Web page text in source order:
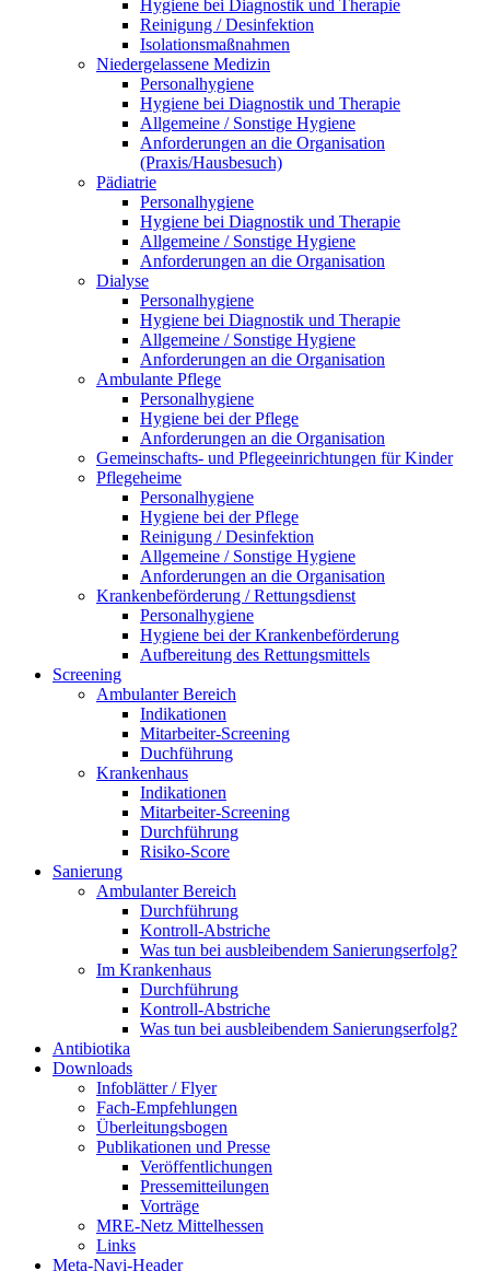
Hygiene bei Diagnostik und Therapie
Reinigung / Desinfektion
Isolationsmaßnahmen
Niedergelassene Medizin
Personalhygiene
Hygiene bei Diagnostik und Therapie
Allgemeine / Sonstige Hygiene
Anforderungen an die Organisation
(Praxis/Hausbesuch)
Pädiatrie
Personalhygiene
Hygiene bei Diagnostik und Therapie
Allgemeine / Sonstige Hygiene
Anforderungen an die Organisation
Dialyse
Personalhygiene
Hygiene bei Diagnostik und Therapie
Allgemeine / Sonstige Hygiene
Anforderungen an die Organisation
Ambulante Pflege
Personalhygiene
Hygiene bei der Pflege
Anforderungen an die Organisation
Gemeinschafts- und Pflegeeinrichtungen für Kinder
Pflegeheime
Personalhygiene
Hygiene bei der Pflege
Reinigung / Desinfektion
Allgemeine / Sonstige Hygiene
Anforderungen an die Organisation
Krankenbeförderung / Rettungsdienst
Personalhygiene
Hygiene bei der Krankenbeförderung
Aufbereitung des Rettungsmittels
Screening
Ambulanter Bereich
Indikationen
Mitarbeiter-Screening
Duchführung
Krankenhaus
Indikationen
Mitarbeiter-Screening
Durchführung
Risiko-Score
Sanierung
Ambulanter Bereich
Durchführung
Kontroll-Abstriche
Was tun bei ausbleibendem Sanierungserfolg?
Im Krankenhaus
Durchführung
Kontroll-Abstriche
Was tun bei ausbleibendem Sanierungserfolg?
Antibiotika
Downloads
Infoblätter / Flyer
Fach-Empfehlungen
Überleitungsbogen
Publikationen und Presse
Veröffentlichungen
Pressemitteilungen
Vorträge
MRE-Netz Mittelhessen
Links
Meta-Navi-Header